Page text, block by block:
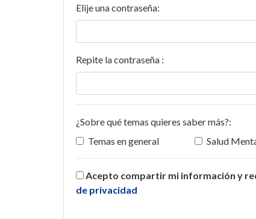
Elije una contraseña:
Repite la contraseña :
¿Sobre qué temas quieres saber más?:
Temas en general
Salud
Acepto compartir mi información y
de privacidad